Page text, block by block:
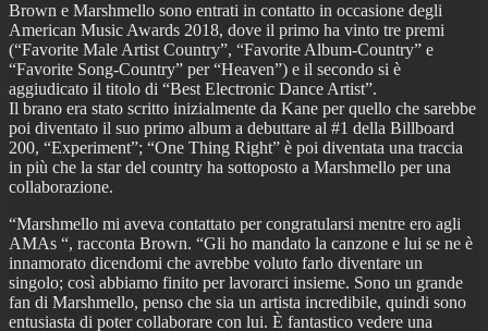
Brown e Marshmello sono entrati in contatto in occasione degli
American Music Awards 2018, dove il primo ha vinto tre premi
(“Favorite Male Artist Country”, “Favorite Album-Country” e
“Favorite Song-Country” per “Heaven”) e il secondo si è
aggiudicato il titolo di “Best Electronic Dance Artist”.
Il brano era stato scritto inizialmente da Kane per quello che sarebbe
poi diventato il suo primo album a debuttare al #1 della Billboard
200, “Experiment”; “One Thing Right” è poi diventata una traccia
in più che la star del country ha sottoposto a Marshmello per una
collaborazione.
“Marshmello mi aveva contattato per congratularsi mentre ero agli
AMAs “, racconta Brown. “Gli ho mandato la canzone e lui se ne è
innamorato dicendomi che avrebbe voluto farlo diventare un
singolo; così abbiamo finito per lavorarci insieme. Sono un grande
fan di Marshmello, penso che sia un artista incredibile, quindi sono
entusiasta di poter collaborare con lui. È fantastico vedere una